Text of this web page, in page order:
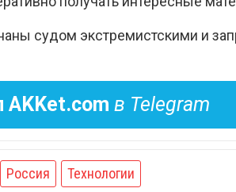
судом экстремистскими и
AKKet.com в Telegram
Россия Технологии